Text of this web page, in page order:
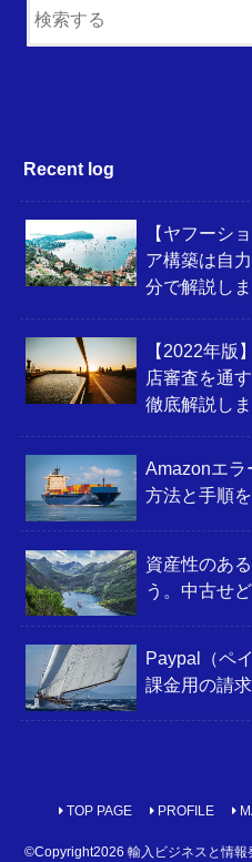
Recent log
【ヤフーシ
ア構築は自
分で解説し
【2022年版
店審査を通
徹底解説し
Amazonエラ
方法と手順
資産性のあ
う。中古せ
Paypal（ペ
課金用の請
TOP PAGE PROFILE
©Copyright2026 輸入ビジネスと情報